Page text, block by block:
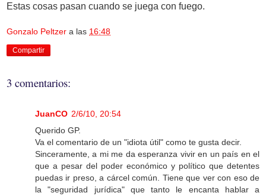
Estas cosas pasan cuando se juega con fuego.
Gonzalo Peltzer a las 16:48
Compartir
3 comentarios:
JuanCO 2/6/10, 20:54
Querido GP.
Va el comentario de un "idiota útil" como te gusta decir.
Sinceramente, a mi me da esperanza vivir en un país en el
que a pesar del poder económico y político que detentes
puedas ir preso, a cárcel común. Tiene que ver con eso de
la "seguridad jurídica" que tanto le encanta hablar a